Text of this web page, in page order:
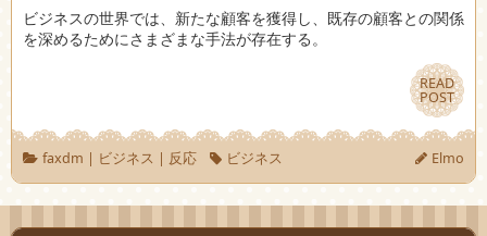
ビジネスの世界では、新たな顧客を獲得し、既存の顧客との関係
を深めるためにさまざまな手法が存在する。
READ
POST
READ
POST
faxdm | ビジネス | 反応 ビジネス Elmo